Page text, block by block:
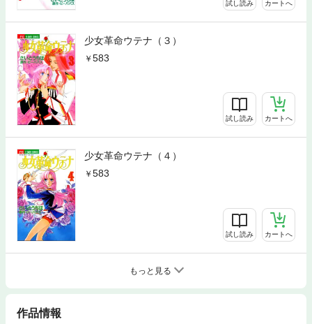
試し読み カートへ
少女革命ウテナ（３）
583
試し読み カートへ
少女革命ウテナ（４）
583
試し読み カートへ
もっと見る
作品情報